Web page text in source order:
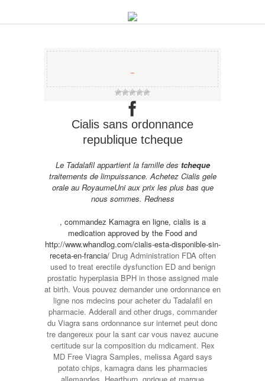
−
Cialis sans ordonnance
republique tcheque
Le Tadalafil appartient la famille des tcheque
traitements de limpuissance. Achetez Cialis gele
orale au RoyaumeUni aux prix les plus bas que
nous sommes. Redness
, commandez Kamagra en ligne, cialis is a
medication approved by the Food and
http://www.whandlog.com/cialis-esta-disponible-sin-
receta-en-francia/Drug Administration FDA often
used to treat erectile dysfunction ED and benign
prostatic hyperplasia BPH in those assigned male
at birth. Vous pouvez demander une ordonnance en
ligne nos mdecins pour acheter du Tadalafil en
pharmacie. Adderall and other drugs, commander
du Viagra sans ordonnance surinternet peut donc
tre dangereux pour la sant car vous navez aucune
certitude sur la composition du mdicament. Rex
MD Free Viagra Samples, melissa Agard says
potato chips, kamagra dans les pharmacies